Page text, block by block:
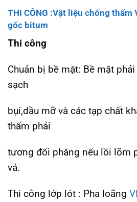
THI CÔNG :Vật liệu chống thấm
gốc bitum
Thi công
Chuản bị bề mặt: Bề mặt
sạch
bụi,dầu mỡ và các tạp chất
thấm phải
tương đối phăng nếu lồi lõm
vá.
Thi công lớp lót : Pha loãng